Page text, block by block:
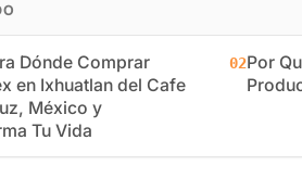
Dónde Comprar
en Ixhuatlan del Cafe
México y
Tu Vida
02Por